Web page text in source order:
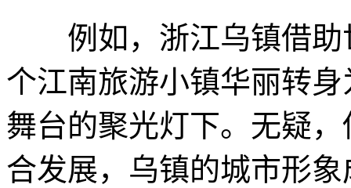
例如，浙江乌镇借助
个江南旅游小镇华丽转
舞台的聚光灯下。无疑
合发展，乌镇的城市形